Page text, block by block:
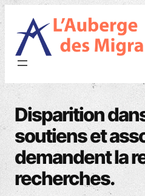
content
Disparition
soutiens et
demandent la
recherches.